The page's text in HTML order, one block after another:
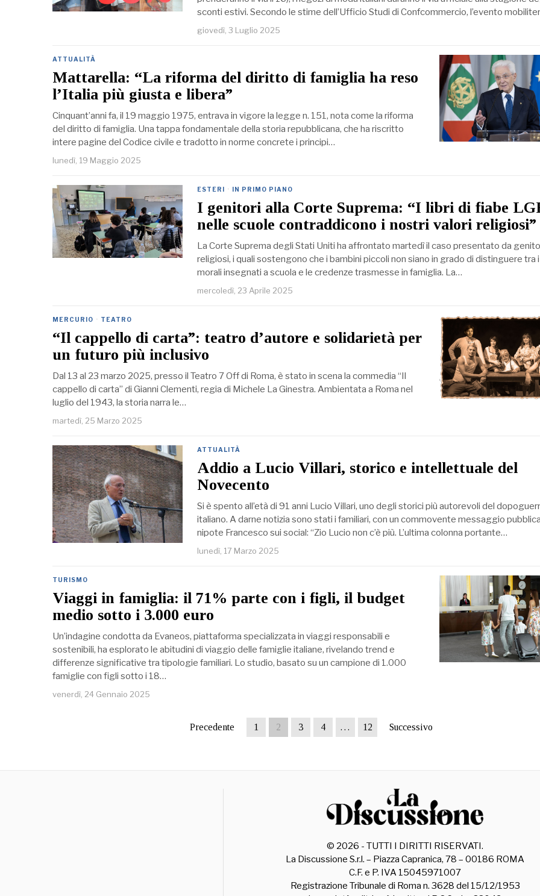
sconti estivi. Secondo le stime dell’Ufficio Studi di Confcommercio, l’evento
giovedì, 3 Luglio 2025
ATTUALITÀ
Mattarella: “La riforma del diritto di famiglia ha reso
l’Italia più giusta e libera”
Cinquant’anni fa, il 19 maggio 1975, entrava in vigore la legge n. 151, nota come la riforma
del diritto di famiglia. Una tappa fondamentale della storia repubblicana, che ha riscritto
intere pagine del Codice civile e tradotto in norme concrete i principi…
lunedì, 19 Maggio 2025
ESTERI · IN PRIMO PIANO
I genitori alla Corte Suprema: “I libri di fiabe
nelle scuole contraddicono i nostri valori religiosi”
La Corte Suprema degli Stati Uniti ha affrontato martedì il caso presentato da
religiosi, i quali sostengono che i bambini piccoli non siano in grado di distinguere tra
morali insegnati a scuola e le credenze trasmesse in famiglia. La…
mercoledì, 23 Aprile 2025
MERCURIO · TEATRO
“Il cappello di carta”: teatro d’autore e solidarietà per
un futuro più inclusivo
Dal 13 al 23 marzo 2025, presso il Teatro 7 Off di Roma, è stato in scena la commedia “Il
cappello di carta” di Gianni Clementi, regia di Michele La Ginestra. Ambientata a Roma nel
luglio del 1943, la storia narra le…
martedì, 25 Marzo 2025
ATTUALITÀ
Addio a Lucio Villari, storico e intellettuale del
Novecento
Si è spento all’età di 91 anni Lucio Villari, uno degli storici più autorevoli del
italiano. A darne notizia sono stati i familiari, con un commovente messaggio
nipote Francesco sui social: “Zio Lucio non c’è più. L’ultima colonna portante…
lunedì, 17 Marzo 2025
TURISMO
Viaggi in famiglia: il 71% parte con i figli, il budget
medio sotto i 3.000 euro
Un’indagine condotta da Evaneos, piattaforma specializzata in viaggi responsabili e
sostenibili, ha esplorato le abitudini di viaggio delle famiglie italiane, rivelando trend e
differenze significative tra tipologie familiari. Lo studio, basato su un campione di 1.000
famiglie con figli sotto i 18…
venerdì, 24 Gennaio 2025
Precedente 1 2 3 4 … 12 Successivo
© 2026 - TUTTI I DIRITTI RISERVATI.
La Discussione S.r.l. – Piazza Capranica, 78 – 00186 ROMA
C.F. e P. IVA 15045971007
Registrazione Tribunale di Roma n. 3628 del 15/12/1953